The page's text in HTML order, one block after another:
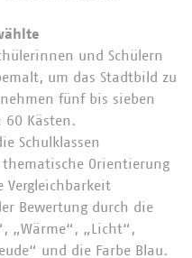
und Schülern
um das Stadtbild zu
fünf bis sieben
60 Kästen.
Schulklassen
Orientierung
Vergleichbarkeit
Bewertung durch die
„Wärme“, „Licht“,
und die Farbe Blau.